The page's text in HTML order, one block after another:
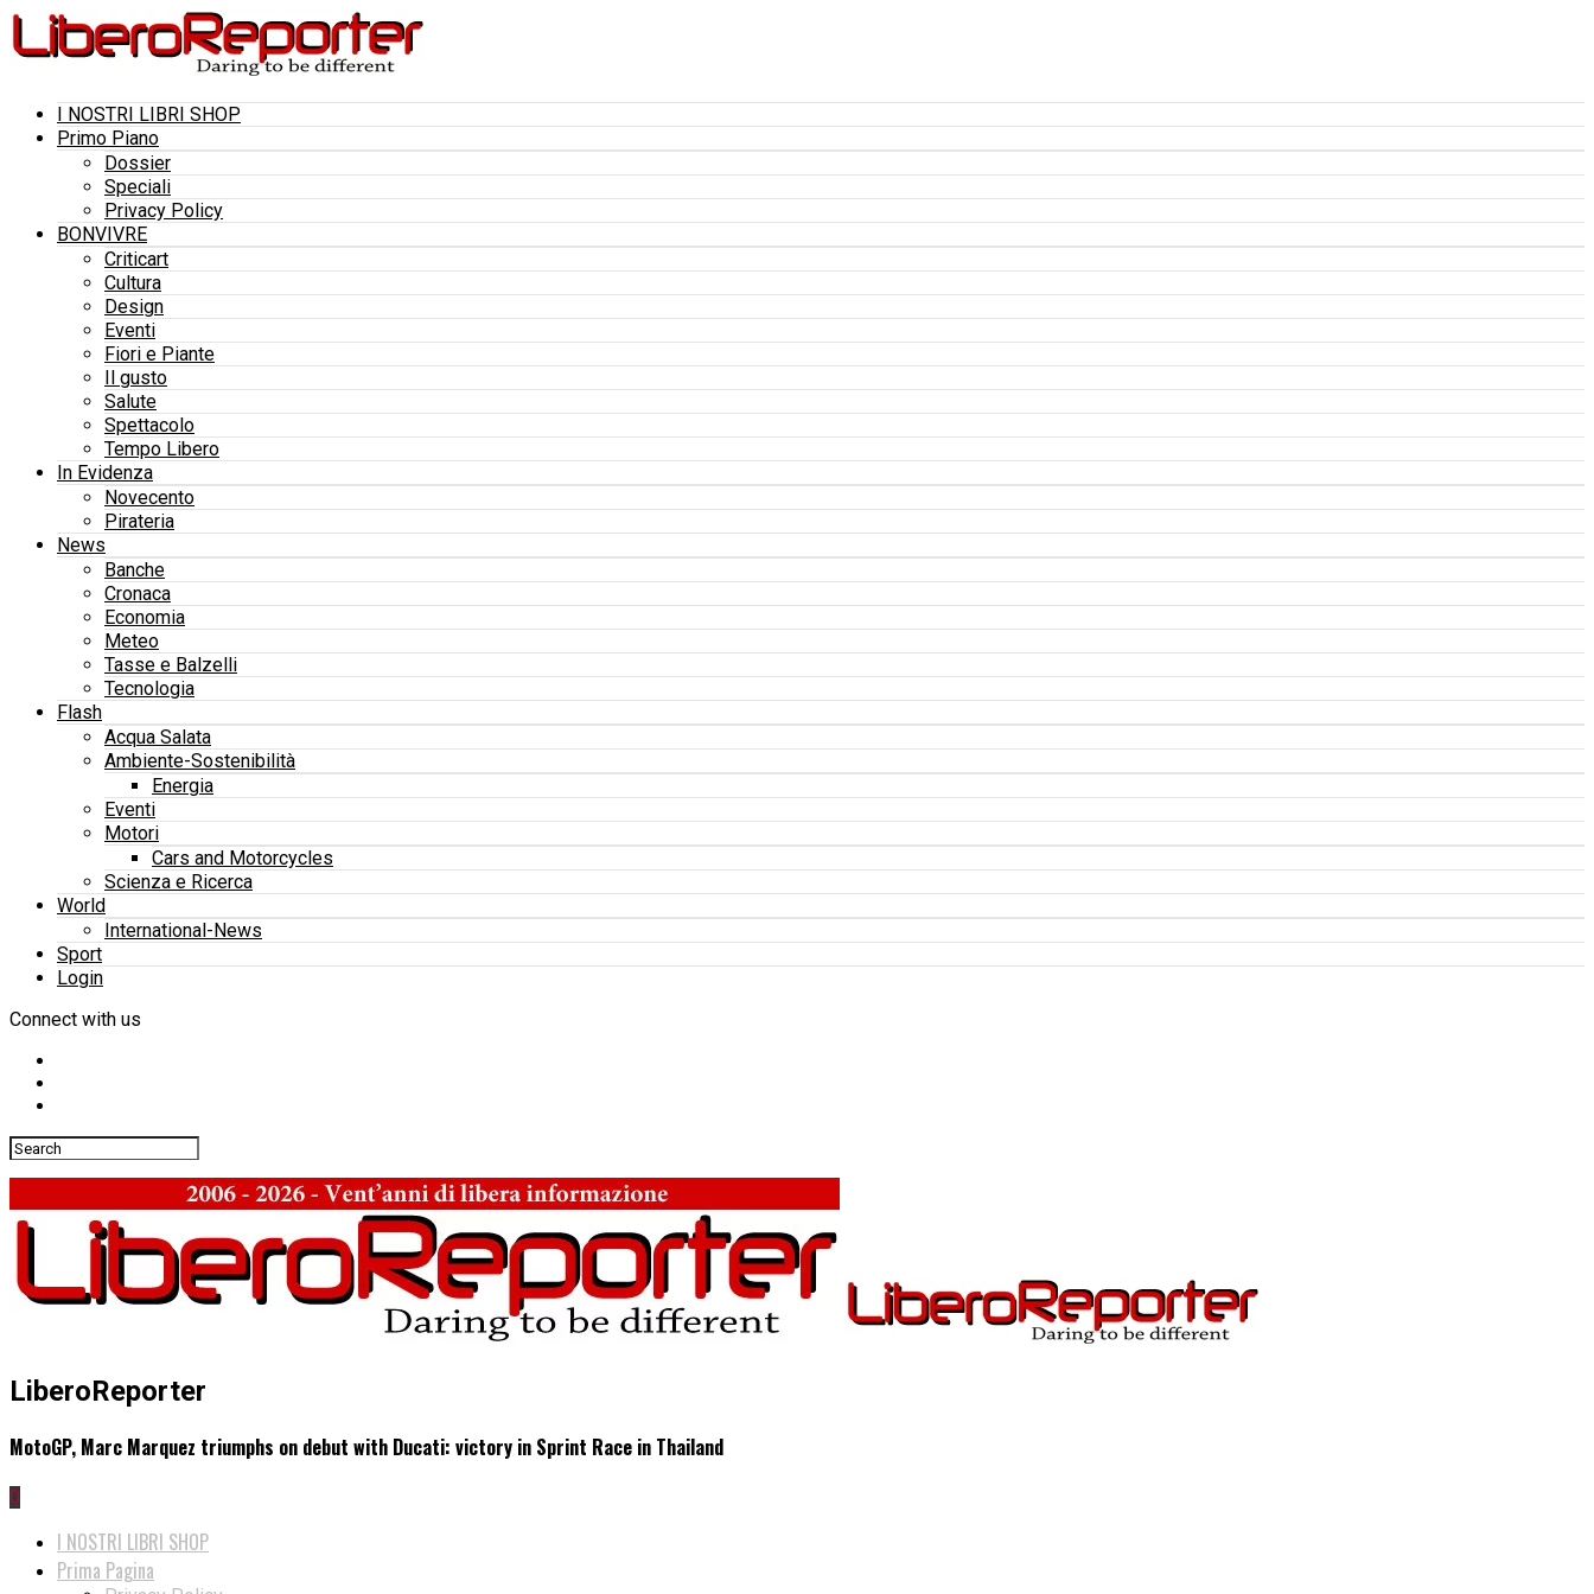
I NOSTRI LIBRI SHOP
Primo Piano
Dossier
Speciali
Privacy Policy
BONVIVRE
Criticart
Cultura
Design
Eventi
Fiori e Piante
Il gusto
Salute
Spettacolo
Tempo Libero
In Evidenza
Novecento
Pirateria
News
Banche
Cronaca
Economia
Meteo
Tasse e Balzelli
Tecnologia
Flash
Acqua Salata
Ambiente-Sostenibilità
Energia
Eventi
Motori
Cars and Motorcycles
Scienza e Ricerca
World
International-News
Sport
Login
Connect with us
LiberoReporter
MotoGP, Marc Marquez triumphs on debut with Ducati: victory in Sprint Race in Thailand
0
I NOSTRI LIBRI SHOP
Prima Pagina